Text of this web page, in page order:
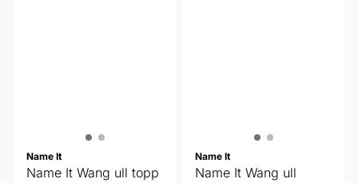
Name It
Name It Wang ull topp
Name It
Name It Wang ull